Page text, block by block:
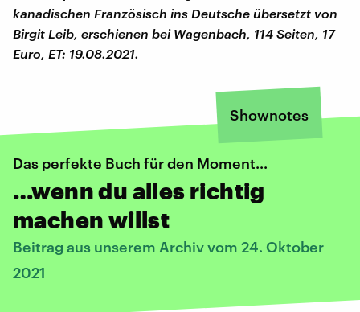
kanadischen Französisch ins Deutsche übersetzt von
Birgit Leib, erschienen bei Wagenbach, 114 Seiten, 17
Euro, ET: 19.08.2021.
Shownotes
Das perfekte Buch für den Moment...
…wenn du alles richtig
machen willst
Beitrag aus unserem Archiv vom 24. Oktober
2021